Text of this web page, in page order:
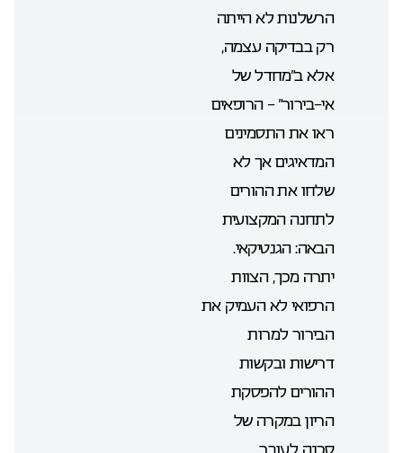
הרשלנות לא הייתה
רק בבדיקה עצמה,
אלא ב”מחדל של
אי-בירור” – הרופאים
ראו את התסמינים
המדאיגים אך לא
שלחו את ההורים
לתחנה המקצועית
הבאה: הגנטיקאי.
יתרה מכך, הצוות
הרפואי לא העמיק את
הבירור למרות
דרישות ובקשות
ההורים להפסקת
הריון במקרה של